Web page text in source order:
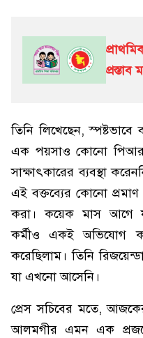
প্রস্তাব
তিনি লিখেছেন,
এক পয়সাও কোনো পিআর
সাক্ষাৎকারের ব্যবস্থা
এই বক্তব্যের কোনো
করা। কয়েক মাস আগে
কর্মীও একই অভিযোগ
করেছিলাম। তিনি
যা এখনো আসেনি।
প্রেস সচিবের মতে,
আলমগীর এমন এক